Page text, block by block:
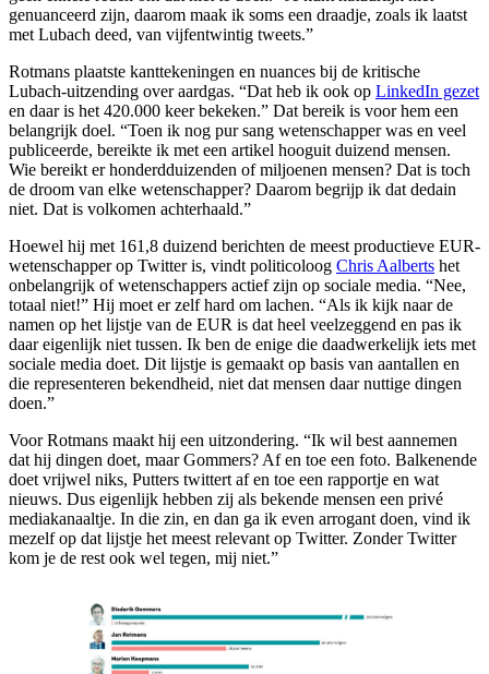
genuanceerd zijn, daarom maak ik soms een draadje, zoals ik laatst
met Lubach deed, van vijfentwintig tweets.”
Rotmans plaatste kanttekeningen en nuances bij de kritische
Lubach-uitzending over aardgas. “Dat heb ik ook op LinkedIn gezet
en daar is het 420.000 keer bekeken.” Dat bereik is voor hem een
belangrijk doel. “Toen ik nog pur sang wetenschapper was en veel
publiceerde, bereikte ik met een artikel hooguit duizend mensen.
Wie bereikt er honderdduizenden of miljoenen mensen? Dat is toch
de droom van elke wetenschapper? Daarom begrijp ik dat dedain
niet. Dat is volkomen achterhaald.”
Hoewel hij met 161,8 duizend berichten de meest productieve EUR-
wetenschapper op Twitter is, vindt politicoloog Chris Aalberts het
onbelangrijk of wetenschappers actief zijn op sociale media. “Nee,
totaal niet!” Hij moet er zelf hard om lachen. “Als ik kijk naar de
namen op het lijstje van de EUR is dat heel veelzeggend en pas ik
daar eigenlijk niet tussen. Ik ben de enige die daadwerkelijk iets met
sociale media doet. Dit lijstje is gemaakt op basis van aantallen en
die representeren bekendheid, niet dat mensen daar nuttige dingen
doen.”
Voor Rotmans maakt hij een uitzondering. “Ik wil best aannemen
dat hij dingen doet, maar Gommers? Af en toe een foto. Balkenende
doet vrijwel niks, Putters twittert af en toe een rapportje en wat
nieuws. Dus eigenlijk hebben zij als bekende mensen een privé
mediakanaaltje. In die zin, en dan ga ik even arrogant doen, vind ik
mezelf op dat lijstje het meest relevant op Twitter. Zonder Twitter
kom je de rest ook wel tegen, mij niet.”